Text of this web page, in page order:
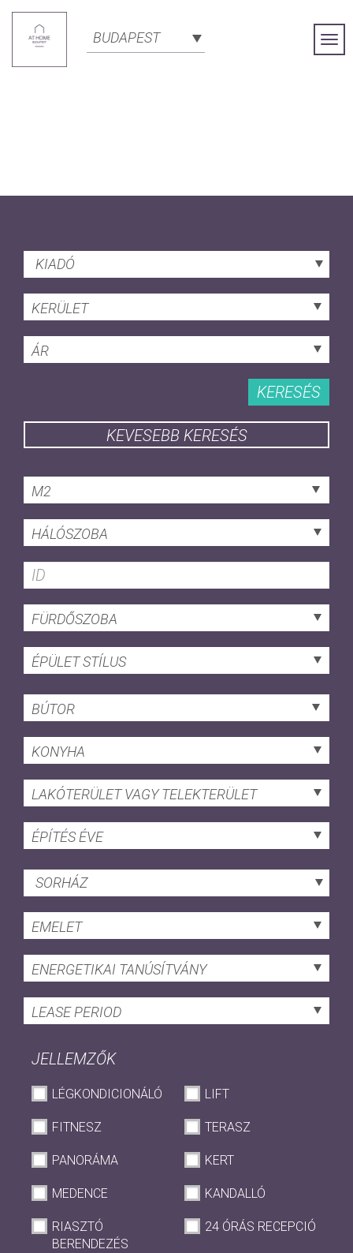
BUDAPEST
KIADÓ
KERÜLET
ÁR
KERESÉS
KEVESEBB KERESÉS
M2
HÁLÓSZOBA
FÜRDŐSZOBA
ÉPÜLET STÍLUS
BÚTOR
KONYHA
LAKÓTERÜLET VAGY TELEKTERÜLET
ÉPÍTÉS ÉVE
SORHÁZ
EMELET
ENERGETIKAI TANÚSÍTVÁNY
LEASE PERIOD
JELLEMZŐK
LÉGKONDICIONÁLÓ LIFT
FITNESZ TERASZ
PANORÁMA KERT
MEDENCE KANDALLÓ
RIASZTÓ
BERENDEZÉS
24 ÓRÁS RECEPCIÓ